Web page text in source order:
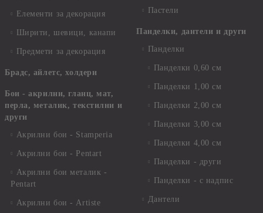
Елементи за декорация
Ширити, шевици, канапи
Предмети за декорация
Брадс, айлетс, холдери
Бои - акрилни, гланц, мат,
перла, металик, текстилни и
други
Акрилни бои - Stamperia
Акрилни бои - Pentart
Акрилни бои металик -
Pentart
Акрилни бои - Artiste
Пастели
Панделки, дантели и други
Панделки
Панделки 0,60 см
Панделки 1,00 см
Панделки 2,00 см
Панделки 3,00 см
Панделки 4,00 см
Панделки - други
Панделки - с надпис
Дантели